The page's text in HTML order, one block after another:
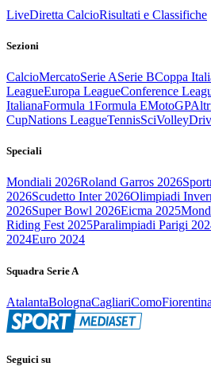
LiveDiretta CalcioRisultati e Classifiche
Sezioni
CalcioMercatoSerie ASerie BCoppa
LeagueEuropa LeagueConference
ItalianaFormula 1Formula EMotoGP
CupNations LeagueTennisSciVolley
Speciali
Mondiali 2026Roland Garros 2026
2026Scudetto Inter 2026Olimpiadi
2026Super Bowl 2026Eicma 2025
Riding Fest 2025Paralimpiadi Parigi
2024Euro 2024
Squadra Serie A
AtalantaBolognaCagliariComoFiorentina
Seguici su